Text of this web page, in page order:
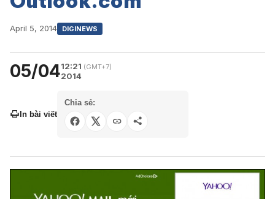
April 5, 2014 DIGINEWS
05/0412:21 (GMT+7)
2014
In bài viết
Chia sẻ: